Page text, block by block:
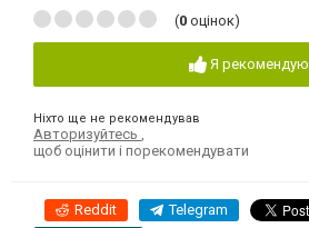
(0 оцінок)
Я рекомендую
Ніхто ще не рекомендував
Авторизуйтесь ,
щоб оцінити і порекомендувати
Reddit Telegram